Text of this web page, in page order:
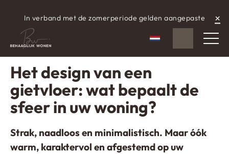
×
In verband met de zomerperiode gelden aangepaste
aangepaste openingstijden.
Nederlands
WhatsApp
Gescheven op: 11 mei 2025
Het design van een
gietvloer: wat bepaalt de
sfeer in uw woning?
Strak, naadloos en minimalistisch. Maar óók
warm, karaktervol en afgestemd op uw